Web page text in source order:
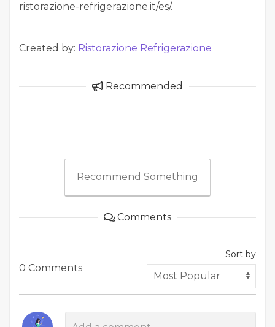
ristorazione-refrigerazione.it/es/.
Created by: Ristorazione Refrigerazione
Recommended
Recommend Something
Comments
0 Comments
Sort by